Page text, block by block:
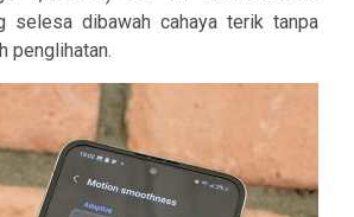
selesa dibawah cahaya terik tanpa
penglihatan.